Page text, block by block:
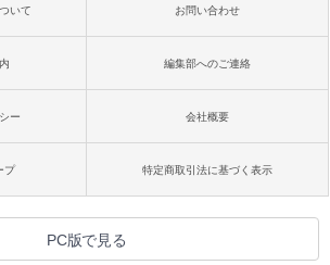
いて お問い合わせ
編集部へのご連絡
ー 会社概要
プ 特定商取引法に基づく表示
PC版で見る